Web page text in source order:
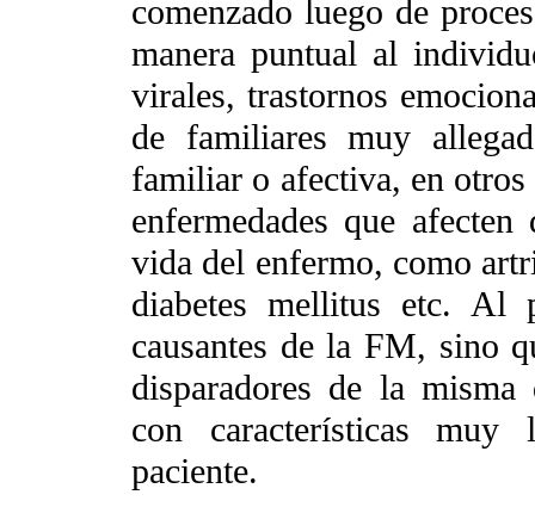
comenzado luego de
manera puntual al
virales, trastornos
de familiares muy
familiar o afectiva, en otros
enfermedades que
vida del enfermo, como
diabetes mellitus etc. Al
causantes de la FM, sino
disparadores de la misma
con características muy
paciente.